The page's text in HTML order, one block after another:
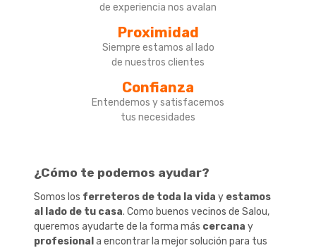
de experiencia nos avalan
Proximidad
Siempre estamos al lado
de nuestros clientes
Confianza
Entendemos y satisfacemos
tus necesidades
¿Cómo te podemos ayudar?
Somos los ferreteros de toda la vida y estamos
al lado de tu casa. Como buenos vecinos de Salou,
queremos ayudarte de la forma más cercana
profesional a encontrar la mejor solución para tus